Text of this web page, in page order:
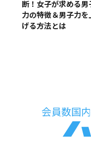
断！女子が求める男
力の特徴＆男子力を
げる方法とは